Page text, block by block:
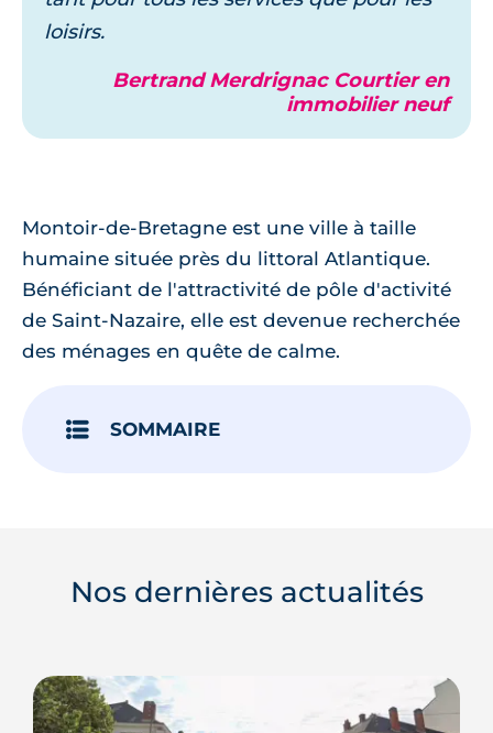
loisirs.
Bertrand Merdrignac Courtier en
immobilier neuf
SOMMAIRE
Montoir-de-Bretagne est une ville à taille
humaine située près du littoral Atlantique.
Bénéficiant de l'attractivité de pôle d'activité
de Saint-Nazaire, elle est devenue recherchée
des ménages en quête de calme.
Nos dernières actualités